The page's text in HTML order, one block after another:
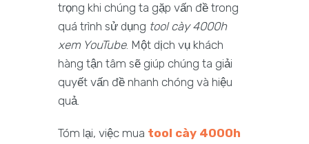
trọng khi chúng ta gặp vấn đề trong
quá trình sử dụng tool cày 4000h
xem YouTube. Một dịch vụ khách
hàng tận tâm sẽ giúp chúng ta giải
quyết vấn đề nhanh chóng và hiệu
quả.
Tóm lại, việc mua tool cày 4000h